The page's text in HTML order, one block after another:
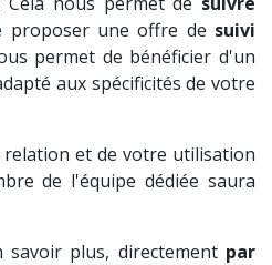
proposer une offre de suivi
permet de bénéficier d'un
aux spécificités de votre
relation et de votre utilisation
de l'équipe dédiée saura
savoir plus, directement par